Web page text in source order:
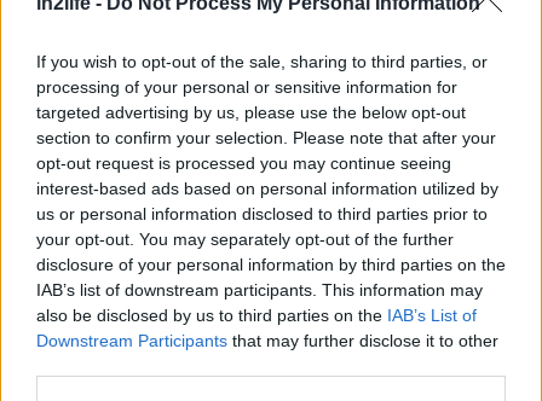
If you wish to opt-out of the sale, sharing to third parties, or
processing of your personal or sensitive information for
targeted advertising by us, please use the below opt-out
section to confirm your selection. Please note that after your
opt-out request is processed you may continue seeing
interest-based ads based on personal information utilized by
us or personal information disclosed to third parties prior to
your opt-out. You may separately opt-out of the further
disclosure of your personal information by third parties on the
IAB’s list of downstream participants. This information may
also be disclosed by us to third parties on the IAB’s List of
Downstream Participants that may further disclose it to other
ΟΡΕΚΤΙΚΑ &
ΕΠΙΔΟΡΠΙΑ,
CAKES &
ΜΠΙΣΚΟΤΑ
ΕΥΚΟΛΑ &
ΓΡΗΓΟΡΑ
ΝΟΣΤΙΜΑ &
ΥΓΙΕΙΝΑ
ΜΥΣΤΙΚΑ &
TIPS, TOP LISTS